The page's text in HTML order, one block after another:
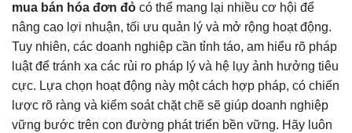
mua bán hóa đơn đỏ có thể mang lại nhiều cơ hội để
nâng cao lợi nhuận, tối ưu quản lý và mở rộng hoạt động.
Tuy nhiên, các doanh nghiệp cần tỉnh táo, am hiểu rõ pháp
luật để tránh xa các rủi ro pháp lý và hệ lụy ảnh hưởng tiêu
cực. Lựa chọn hoạt động này một cách hợp pháp, có chiến
lược rõ ràng và kiểm soát chặt chẽ sẽ giúp doanh nghiệp
vững bước trên con đường phát triển bền vững. Hãy luôn